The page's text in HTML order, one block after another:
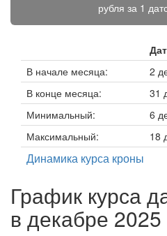
рубля за 1
В начале месяца:
2
В конце месяца:
31
Минимальный:
6
Максимальный:
18
Динамика курса кроны
График курса
в декабре 2025